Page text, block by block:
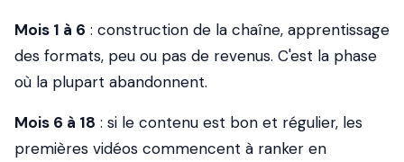
Mois 1 à 6 : construction de la chaîne, apprentissage
des formats, peu ou pas de revenus. C'est la phase
où la plupart abandonnent.
Mois 6 à 18 : si le contenu est bon et régulier, les
premières vidéos commencent à ranker en